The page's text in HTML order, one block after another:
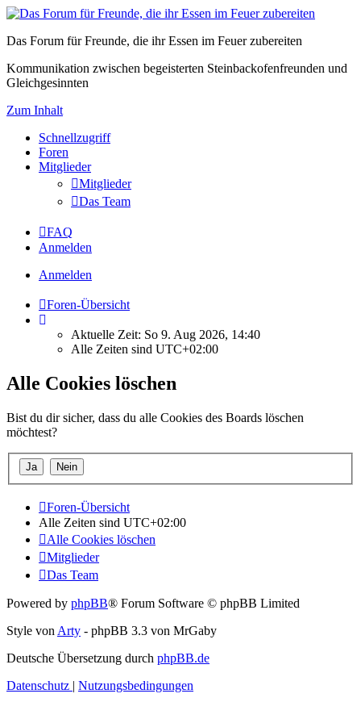
Das Forum für Freunde, die ihr Essen im Feuer zubereiten
Kommunikation zwischen begeisterten Steinbackofenfreunden und
Gleichgesinnten
Zum Inhalt
Schnellzugriff
Foren
Mitglieder
Mitglieder
Das Team
FAQ
Anmelden
Anmelden
Foren-Übersicht
Aktuelle Zeit: So 9. Aug 2026, 14:40
Alle Zeiten sind UTC+02:00
Alle Cookies löschen
Bist du dir sicher, dass du alle Cookies des Boards löschen
möchtest?
Foren-Übersicht
Alle Zeiten sind UTC+02:00
Alle Cookies löschen
Mitglieder
Das Team
Powered by phpBB® Forum Software © phpBB Limited
Style vonArty - phpBB 3.3 von MrGaby
Deutsche Übersetzung durch phpBB.de
Datenschutz | Nutzungsbedingungen